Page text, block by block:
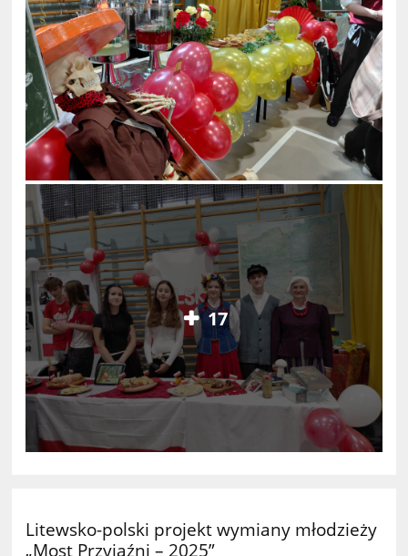
17
Litewsko-polski projekt wymiany młodzieży
„Most Przyjaźni – 2025”